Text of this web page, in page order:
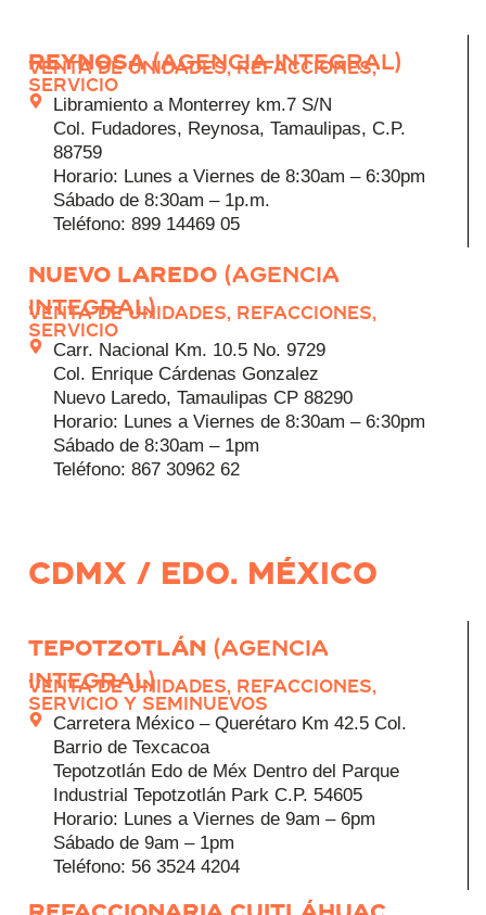
REYNOSA(Agencia integral)
Venta de Unidades, Refacciones,
Servicio
Libramiento a Monterrey km.7 S/N
Col. Fudadores, Reynosa, Tamaulipas, C.P.
88759
Horario: Lunes a Viernes de 8:30am – 6:30pm
Sábado de 8:30am – 1p.m.
Teléfono: 899 14469 05
NUEVO LAREDO (Agencia
integral)
Venta de Unidades, Refacciones,
Servicio
Carr. Nacional Km. 10.5 No. 9729
Col. Enrique Cárdenas Gonzalez
Nuevo Laredo, Tamaulipas CP 88290
Horario: Lunes a Viernes de 8:30am – 6:30pm
Sábado de 8:30am – 1pm
Teléfono: 867 30962 62
CDMX / EDO. MÉXICO
TEPOTZOTLÁN (Agencia
integral)
Venta de Unidades, Refacciones,
Servicio y Seminuevos
Carretera México – Querétaro Km 42.5 Col.
Barrio de Texcacoa
Tepotzotlán Edo de Méx Dentro del Parque
Industrial Tepotzotlán Park C.P. 54605
Horario: Lunes a Viernes de 9am – 6pm
Sábado de 9am – 1pm
Teléfono: 56 3524 4204